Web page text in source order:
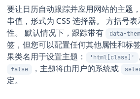
要让日历自动跟踪并应用网站的主题
串值，形式为 CSS 选择器。 方括号
性。 默认情况下，跟踪带有
data-
签，但您可以配置任何其他属性和标
果类名用于设置主题：
'html[class]'
false
，主题将由用户的系统或
定。